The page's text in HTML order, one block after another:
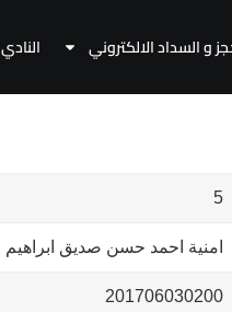
و السداد الالكتروني النادي
5
امنية احمد حسن صديق ابراهيم
201706030200